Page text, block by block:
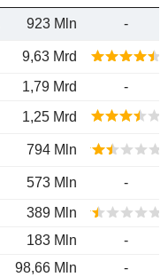
923 Mln -
9,63 Mrd
1,79 Mrd
-
1,25 Mrd
794 Mln
573 Mln
-
389 Mln
183 Mln
-
98,66 Mln
-